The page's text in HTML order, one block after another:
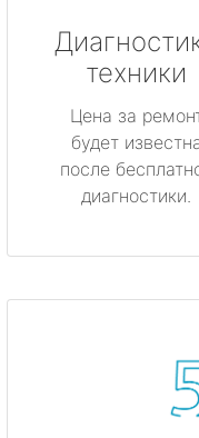
техники
Цена за
будет
после
диагностики.